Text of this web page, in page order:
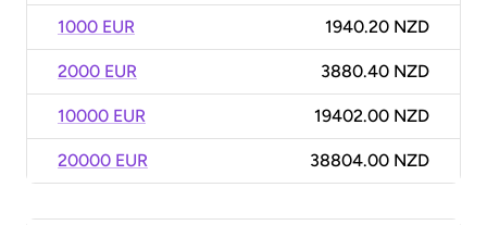
1000 EUR 1940.20 NZD
2000 EUR 3880.40 NZD
10000 EUR 19402.00 NZD
20000 EUR 38804.00 NZD